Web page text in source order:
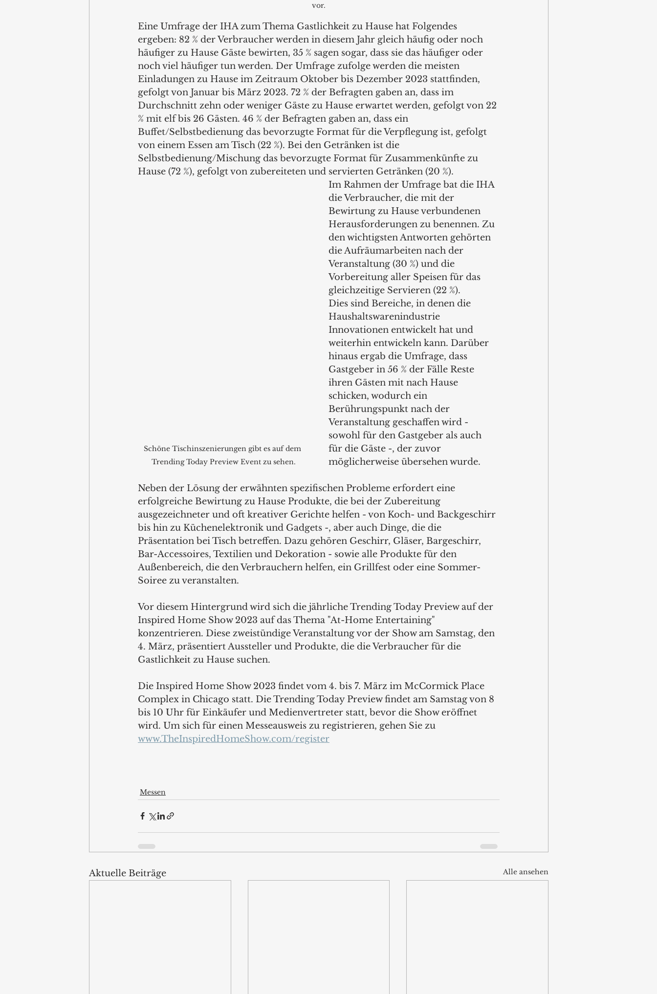
vor.
Eine Umfrage der IHA zum Thema Gastlichkeit zu Hause hat Folgendes
ergeben: 82 % der Verbraucher werden in diesem Jahr gleich häufig oder noch
häufiger zu Hause Gäste bewirten, 35 % sagen sogar, dass sie das häufiger oder
noch viel häufiger tun werden. Der Umfrage zufolge werden die meisten
Einladungen zu Hause im Zeitraum Oktober bis Dezember 2023 stattfinden,
gefolgt von Januar bis März 2023. 72 % der Befragten gaben an, dass im
Durchschnitt zehn oder weniger Gäste zu Hause erwartet werden, gefolgt von 22
% mit elf bis 26 Gästen. 46 % der Befragten gaben an, dass ein
Buffet/Selbstbedienung das bevorzugte Format für die Verpflegung ist, gefolgt
von einem Essen am Tisch (22 %). Bei den Getränken ist die
Selbstbedienung/Mischung das bevorzugte Format für Zusammenkünfte zu
Hause (72 %), gefolgt von zubereiteten und servierten Getränken (20 %).
Schöne Tischinszenierungen gibt es auf dem
Trending Today Preview Event zu sehen.
Im Rahmen der Umfrage bat die IHA
die Verbraucher, die mit der
Bewirtung zu Hause verbundenen
Herausforderungen zu benennen. Zu
den wichtigsten Antworten gehörten
die Aufräumarbeiten nach der
Veranstaltung (30 %) und die
Vorbereitung aller Speisen für das
gleichzeitige Servieren (22 %).
Dies sind Bereiche, in denen die
Haushaltswarenindustrie
Innovationen entwickelt hat und
weiterhin entwickeln kann. Darüber
hinaus ergab die Umfrage, dass
Gastgeber in 56 % der Fälle Reste
ihren Gästen mit nach Hause
schicken, wodurch ein
Berührungspunkt nach der
Veranstaltung geschaffen wird -
sowohl für den Gastgeber als auch
für die Gäste -, der zuvor
möglicherweise übersehen wurde.
Neben der Lösung der erwähnten spezifischen Probleme erfordert eine
erfolgreiche Bewirtung zu Hause Produkte, die bei der Zubereitung
ausgezeichneter und oft kreativer Gerichte helfen - von Koch- und Backgeschirr
bis hin zu Küchenelektronik und Gadgets -, aber auch Dinge, die die
Präsentation bei Tisch betreffen. Dazu gehören Geschirr, Gläser, Bargeschirr,
Bar-Accessoires, Textilien und Dekoration - sowie alle Produkte für den
Außenbereich, die den Verbrauchern helfen, ein Grillfest oder eine Sommer-
Soiree zu veranstalten.
Vor diesem Hintergrund wird sich die jährliche Trending Today Preview auf der
Inspired Home Show 2023 auf das Thema "At-Home Entertaining"
konzentrieren. Diese zweistündige Veranstaltung vor der Show am Samstag, den
4. März, präsentiert Aussteller und Produkte, die die Verbraucher für die
Gastlichkeit zu Hause suchen.
Die Inspired Home Show 2023 findet vom 4. bis 7. März im McCormick Place
Complex in Chicago statt. Die Trending Today Preview findet am Samstag von 8
bis 10 Uhr für Einkäufer und Medienvertreter statt, bevor die Show eröffnet
wird. Um sich für einen Messeausweis zu registrieren, gehen Sie zu
www.TheInspiredHomeShow.com/register
Messen
Aktuelle Beiträge Alle ansehen